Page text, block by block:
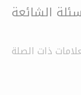
الشائعة
ذات الصلة